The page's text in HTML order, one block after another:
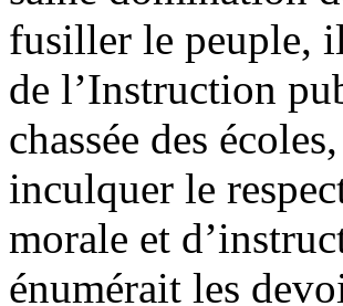
fusiller le peuple,
de l’Instruction
chassée des
inculquer le
morale et
énumérait les